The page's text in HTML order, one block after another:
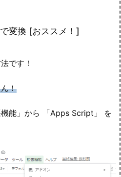
変換 [おススメ！]
です！
！
能」から 「Apps Script」 を